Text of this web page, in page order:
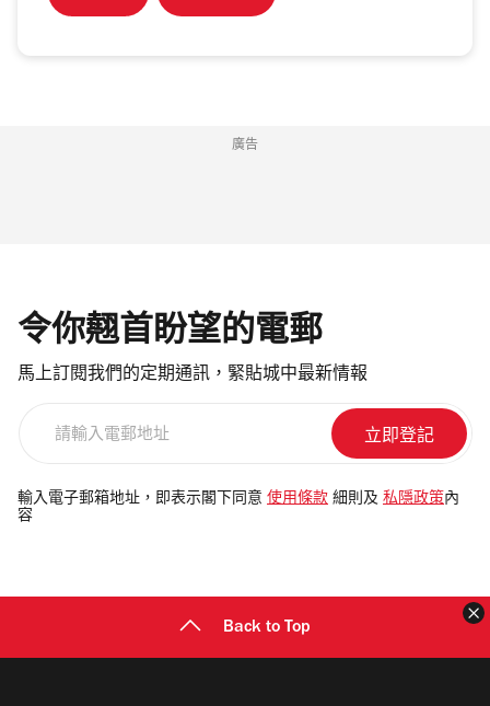
廣告
令你翹首盼望的電郵
馬上訂閱我們的定期通訊，緊貼城中最新情報
電
郵
輸入電子郵箱地址，即表示閣下同意 使用條款 細則及 私隱政策 內
容
Back to Top